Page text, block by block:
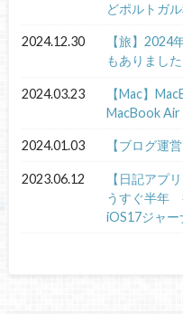
どポルトガ
2024.12.30
【旅】2024
もありました
2024.03.23
【Mac】
MacBook Air
2024.01.03 【ブログ運
2023.06.12
【日記アプ
うすぐ半年
iOS17ジャ